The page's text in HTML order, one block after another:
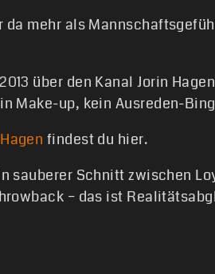
mehr als
über den Kanal Jorin
Make-up, kein Ausreden-
findest du hier.
sauberer Schnitt zwischen
– das ist